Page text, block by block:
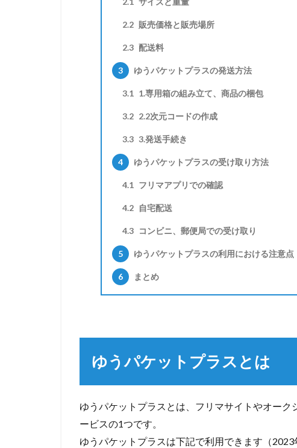
2.2 販売価格と販売場所
2.3 配送料
3 ゆうパケットプラスの発送方法
3.1 1.専用箱の組み立て、商品の梱包
3.2 2.2次元コードの作成
3.3 3.発送手続き
4 ゆうパケットプラスの受け取り方法
4.1 フリマアプリでの確認
4.2 自宅配送
4.3 コンビニ、郵便局での受け取り
5 ゆうパケットプラスの利用における注意点
6 まとめ
ゆうパケットプラスとは
ゆうパケットプラスとは、フリマサイトやオー
ービスの1つです。
ゆうパケットプラスは下記で利用できます（2023